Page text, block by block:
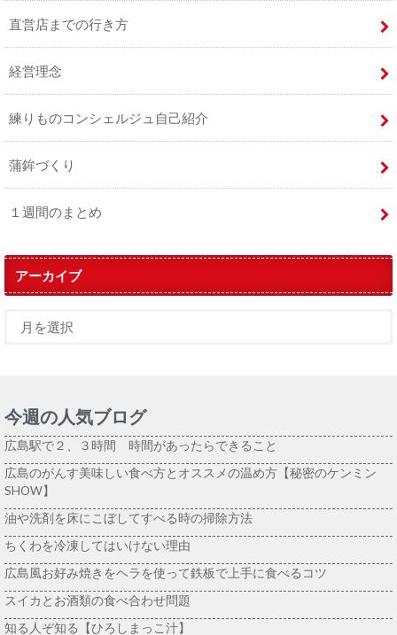
直営店までの行き方
経営理念
練りものコンシェルジュ自己紹介
蒲鉾づくり
１週間のまとめ
アーカイブ
今週の人気ブログ
広島駅で２、３時間 時間があったらできること
広島のがんす美味しい食べ方とオススメの温め方【秘密のケンミン
SHOW】
油や洗剤を床にこぼしてすべる時の掃除方法
ちくわを冷凍してはいけない理由
広島風お好み焼きをヘラを使って鉄板で上手に食べるコツ
スイカとお酒類の食べ合わせ問題
知る人ぞ知る【ひろしまっこ汁】